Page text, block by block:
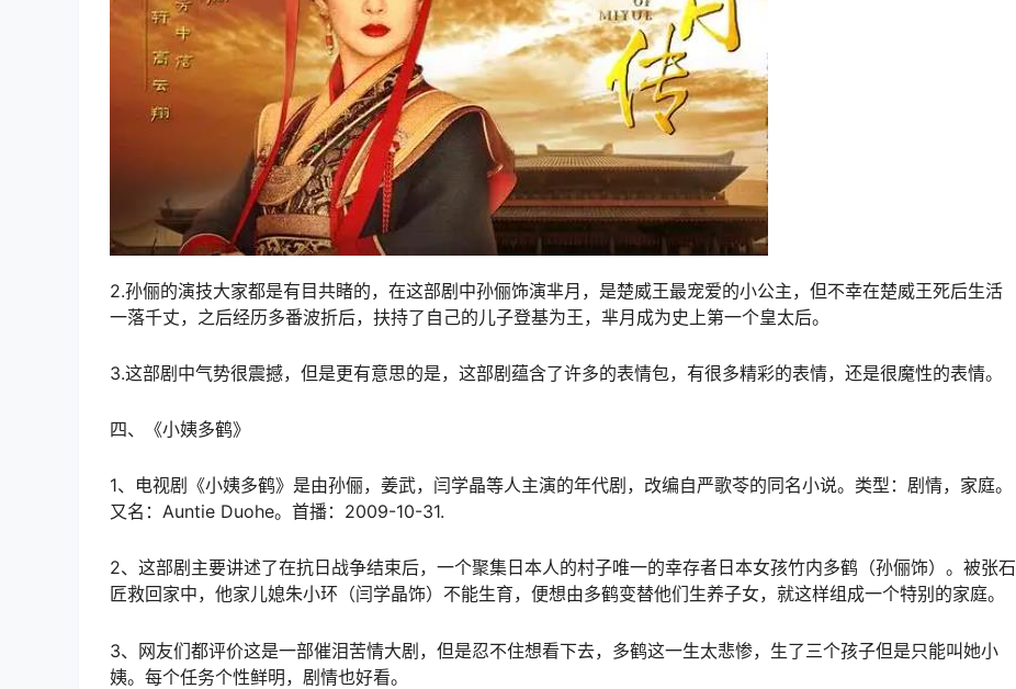
2.孙俪的演技大家都是有目共睹的，在这部剧中孙俪饰演芈月，是楚威王最宠爱的小公主，但不幸在楚威王死后生活
一落千丈，之后经历多番波折后，扶持了自己的儿子登基为王，芈月成为史上第一个皇太后。
3.这部剧中气势很震撼，但是更有意思的是，这部剧蕴含了许多的表情包，有很多精彩的表情，还是很魔性的表情。
四、《小姨多鹤》
1、电视剧《小姨多鹤》是由孙俪，姜武，闫学晶等人主演的年代剧，改编自严歌苓的同名小说。类型：剧情，家庭。
又名：Auntie Duohe。首播：2009-10-31.
2、这部剧主要讲述了在抗日战争结束后，一个聚集日本人的村子唯一的幸存者日本女孩竹内多鹤（孙俪饰）。被张石
匠救回家中，他家儿媳朱小环（闫学晶饰）不能生育，便想由多鹤变替他们生养子女，就这样组成一个特别的家庭。
3、网友们都评价这是一部催泪苦情大剧，但是忍不住想看下去，多鹤这一生太悲惨，生了三个孩子但是只能叫她小
姨。每个任务个性鲜明，剧情也好看。